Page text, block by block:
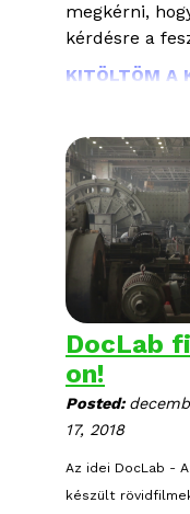
megkérni,
kérdésre a
KITÖLTÖM A
DocLab
on!
Posted:
17, 2018
Az idei DocLab -
készült